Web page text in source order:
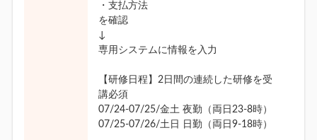
・支払方法
を確認
↓
専用システムに情報を入力
【研修日程】2日間の連続した研修を受
講必須
07/24-07/25/金土 夜勤（両日23-8時）
07/25-07/26/土日 日勤（両日9-18時）